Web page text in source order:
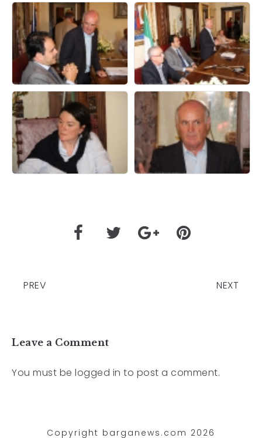
PREV NEXT
Leave a Comment
You must be logged in to post a comment.
Copyright barganews.com 2026